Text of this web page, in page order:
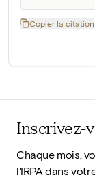
Copier la citation
Inscrivez-
Chaque mois,
l'IRPA dans